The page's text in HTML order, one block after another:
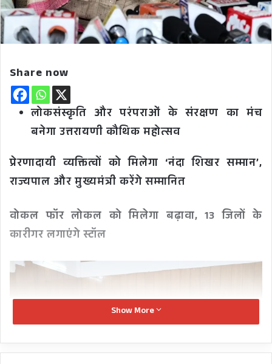
Share now
लोकसंस्कृति और परंपराओं के संरक्षण का मंच
बनेगा उत्तरायणी कौथिक महोत्सव
प्रेरणादायी व्यक्तित्वों को मिलेगा ‘नंदा शिखर सम्मान’,
राज्यपाल और मुख्यमंत्री करेंगे सम्मानित
वोकल फॉर लोकल को मिलेगा बढ़ावा, 13 जिलों के
कारीगर लगाएंगे स्टॉल
Show More